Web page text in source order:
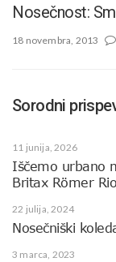
Nosečnost:
18 novembra, 2013
Sorodni
11 junija, 2026
Iščemo urbano
Britax Römer
22 julija, 2024
Nosečniški
3 marca, 2023